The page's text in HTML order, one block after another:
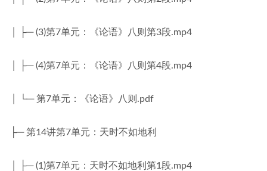
│ ├─ (3)第7单元：《论语》八则第3段.mp4
│ ├─ (4)第7单元：《论语》八则第4段.mp4
│ └─ 第7单元：《论语》八则.pdf
├─ 第14讲第7单元：天时不如地利
│ ├─ (1)第7单元：天时不如地利第1段.mp4